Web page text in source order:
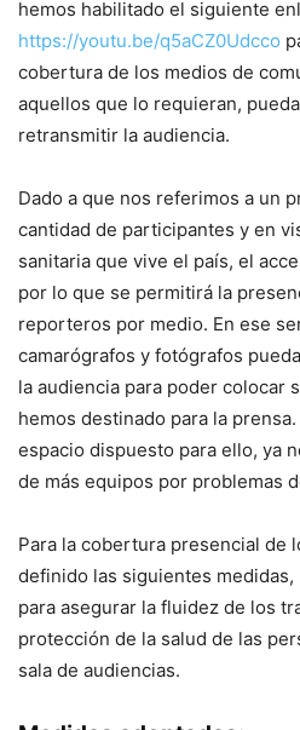
hemos habilitado el siguiente
https://youtu.be/q5aCZ0Udcco
cobertura de los medios de
aquellos que lo requieran,
retransmitir la audiencia.
Dado a que nos referimos a un
cantidad de participantes y en
sanitaria que vive el país, el
por lo que se permitirá la
reporteros por medio. En ese
camarógrafos y fotógrafos
la audiencia para poder colocar
hemos destinado para la
espacio dispuesto para ello, ya
de más equipos por problemas
Para la cobertura presencial de
definido las siguientes medidas,
para asegurar la fluidez de los
protección de la salud de las
sala de audiencias.